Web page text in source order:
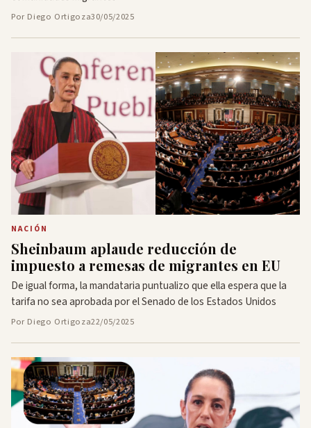
Por Diego Ortigoza30/05/2025
NACIÓN
Sheinbaum aplaude reducción de
impuesto a remesas de migrantes en EU
De igual forma, la mandataria puntualizo que ella espera que la
tarifa no sea aprobada por el Senado de los Estados Unidos
Por Diego Ortigoza22/05/2025